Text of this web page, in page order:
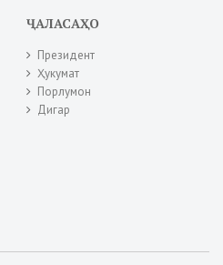
ҶАЛАСАҲО
Президент
Ҳукумат
Порлумон
Дигар